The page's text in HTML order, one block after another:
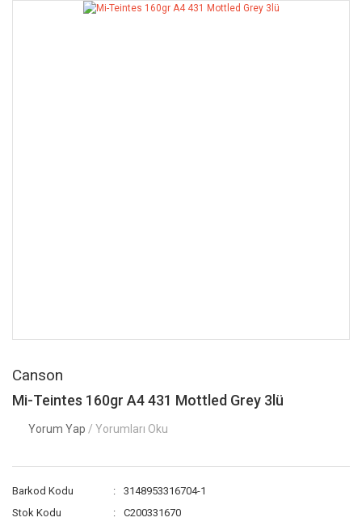
Canson
Mi-Teintes 160gr A4 431 Mottled Grey 3lü
Yorum Yap / Yorumları Oku
Barkod Kodu
3148953316704-1
Stok Kodu
C200331670